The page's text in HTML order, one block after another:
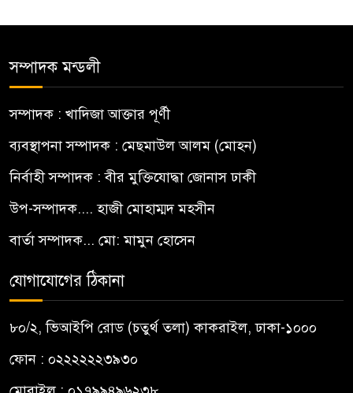
সম্পাদক মন্ডলী
সম্পাদক : খাদিজা আক্তার পূর্ণী
ব্যবস্থাপনা সম্পাদক : মেছমাউল আলম (মোহন)
নির্বাহী সম্পাদক : বীর মুক্তিযোদ্ধা জোনাস ঢাকী
উপ-সম্পাদক.... হাজী মোহাম্মদ মহসীন
বার্তা সম্পাদক... মো: মামুন হোসেন
যোগাযোগের ঠিকানা
৮০/২, ভিআইপি রোড (চতুর্থ তলা) কাকরাইল, ঢাকা-১০০০
ফোন : ০২২২২২২৩৯৩০